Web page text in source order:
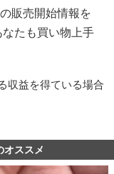
販売開始情報を
たも買い物上手
収益を得ている場合
オススメ